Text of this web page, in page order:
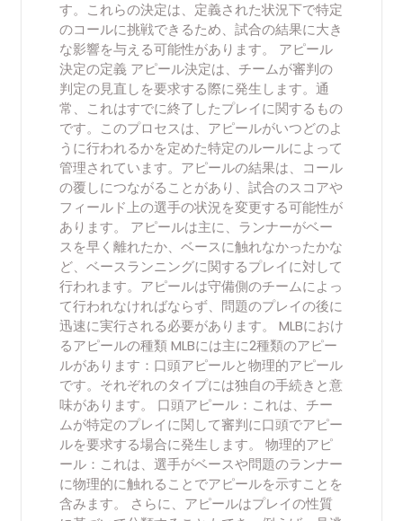
す。これらの決定は、定義された状況下で特定
のコールに挑戦できるため、試合の結果に大き
な影響を与える可能性があります。 アピール
決定の定義 アピール決定は、チームが審判の
判定の見直しを要求する際に発生します。通
常、これはすでに終了したプレイに関するもの
です。このプロセスは、アピールがいつどのよ
うに行われるかを定めた特定のルールによって
管理されています。アピールの結果は、コール
の覆しにつながることがあり、試合のスコアや
フィールド上の選手の状況を変更する可能性が
あります。 アピールは主に、ランナーがベー
スを早く離れたか、ベースに触れなかったかな
ど、ベースランニングに関するプレイに対して
行われます。アピールは守備側のチームによっ
て行われなければならず、問題のプレイの後に
迅速に実行される必要があります。 MLBにおけ
るアピールの種類 MLBには主に2種類のアピー
ルがあります：口頭アピールと物理的アピール
です。それぞれのタイプには独自の手続きと意
味があります。 口頭アピール：これは、チー
ムが特定のプレイに関して審判に口頭でアピー
ルを要求する場合に発生します。 物理的アピ
ール：これは、選手がベースや問題のランナー
に物理的に触れることでアピールを示すことを
含みます。 さらに、アピールはプレイの性質